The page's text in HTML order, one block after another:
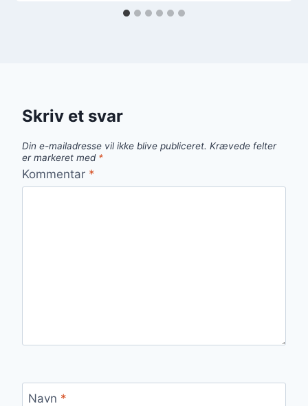
Skriv et svar
Din e-mailadresse vil ikke blive publiceret. Krævede felter
er markeret med *
Kommentar *
Navn *